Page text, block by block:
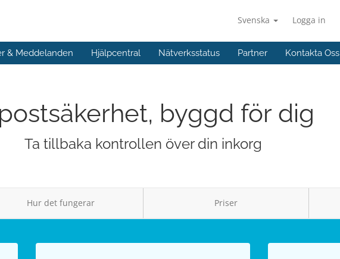
Svenska Logga in
& Meddelanden Hjälpcentral Nätverksstatus Partner Kontakta Oss
byggd för dig
Ta tillbaka kontrollen över din inkorg
Hur det fungerar Priser